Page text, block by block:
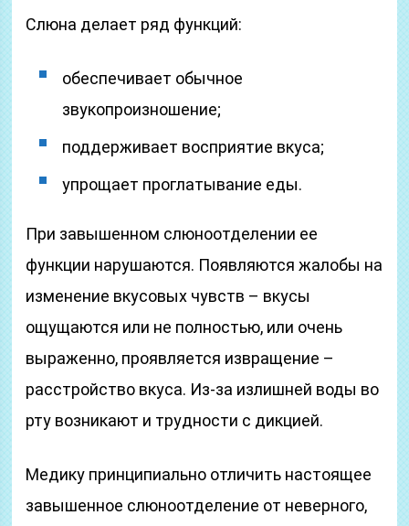
Слюна делает ряд функций:
обеспечивает обычное
звукопроизношение;
поддерживает восприятие вкуса;
упрощает проглатывание еды.
При завышенном слюноотделении ее
функции нарушаются. Появляются жалобы на
изменение вкусовых чувств – вкусы
ощущаются или не полностью, или очень
выраженно, проявляется извращение –
расстройство вкуса. Из-за излишней воды во
рту возникают и трудности с дикцией.
Медику принципиально отличить настоящее
завышенное слюноотделение от неверного,